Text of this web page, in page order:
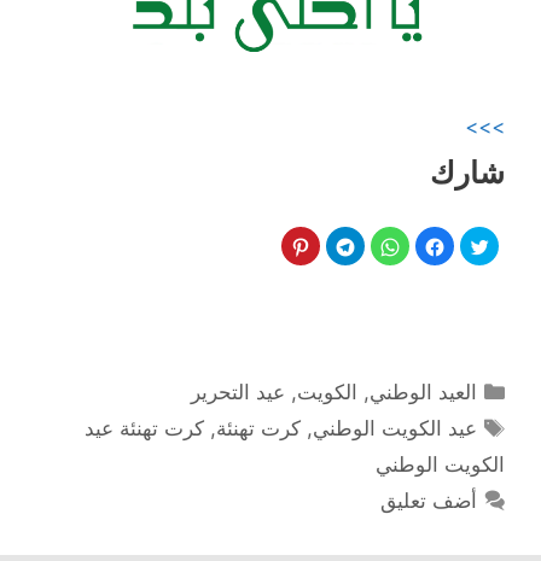
>>>
شارك
التصنيفات
العيد الوطني, الكويت, عيد التحرير
الوسوم
عيد الكويت الوطني,كرت تهنئة,كرت تهنئة عيد
الكويت الوطني
أضف تعليق